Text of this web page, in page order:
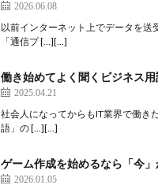
2026.06.08
以前インターネット上でデータを送
「通信プ […][…]
働き始めてよく聞くビジネス用
2025.04.21
社会人になってからもIT業界で働き
語」の […][…]
ゲーム作成を始めるなら「今
2026.01.05